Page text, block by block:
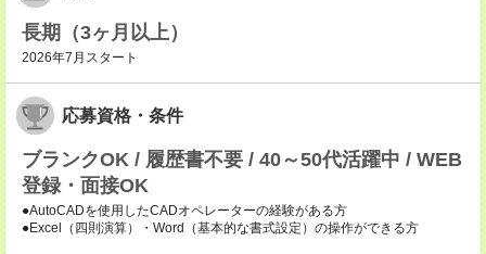
長期（3ヶ月以上）
2026年7月スタート
応募資格・条件
ブランクOK / 履歴書不要 / 40～50代活躍中 / WEB
登録・面接OK
●AutoCADを使用したCADオペレーターの経験がある方
●Excel（四則演算）・Word（基本的な書式設定）の操作ができる方